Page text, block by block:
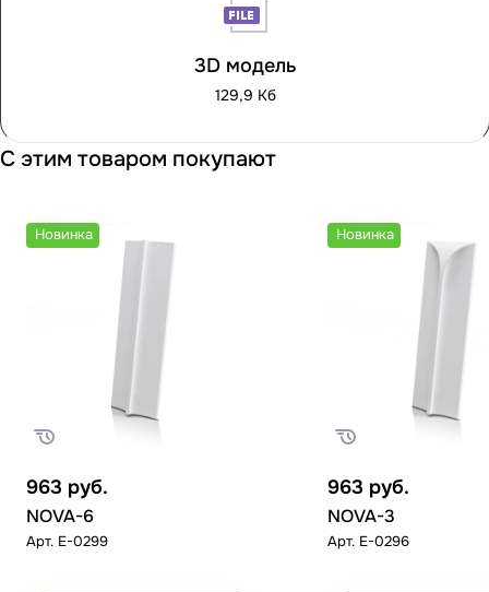
3D модель
129,9 Кб
С этим товаром покупают
Новинка
963 руб.
NOVA-6
Арт. E-0299
Новинка
963 руб.
NOVA-3
Арт. E-0296